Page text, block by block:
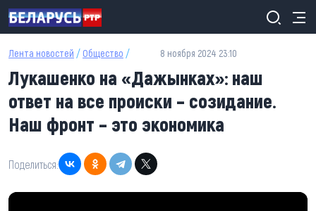
Перейти к основному содержанию
Лента новостей / Общество / 8 ноября 2024 23:10
Лукашенко на «Дажынках»: наш
ответ на все происки – созидание.
Наш фронт – это экономика
Поделиться: